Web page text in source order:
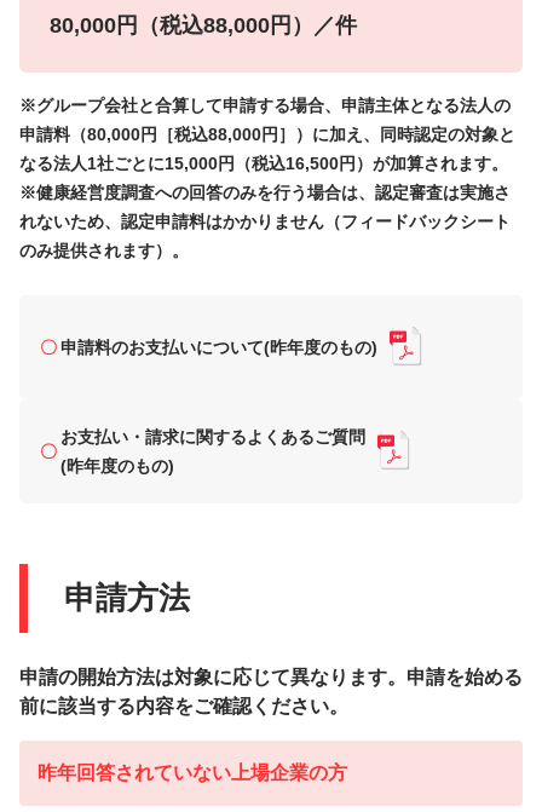
80,000円（税込88,000円）／件
※グループ会社と合算して申請する場合、申請主体となる法人の
申請料（80,000円［税込88,000円］）に加え、同時認定の対象と
なる法人1社ごとに15,000円（税込16,500円）が加算されます。
※健康経営度調査への回答のみを行う場合は、認定審査は実施さ
れないため、認定申請料はかかりません（フィードバックシート
のみ提供されます）。
申請料のお支払いについて(昨年度のもの)
お支払い・請求に関するよくあるご質問
(昨年度のもの)
申請方法
申請の開始方法は対象に応じて異なります。申請を始める
前に該当する内容をご確認ください。
昨年回答されていない上場企業の方